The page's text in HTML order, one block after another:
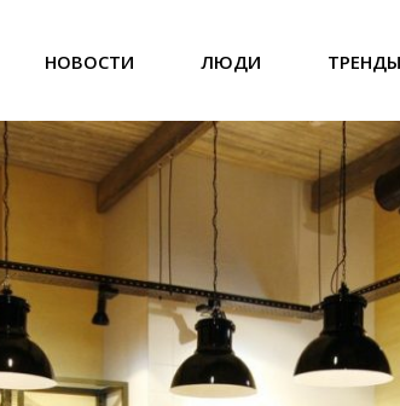
НОВОСТИ ЛЮДИ ТРЕНДЫ